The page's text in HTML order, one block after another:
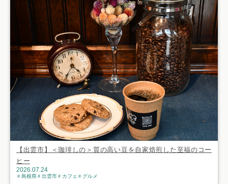
【出雲市】＜珈琲しの＞質の高い豆を自家焙煎した至福のコー
ヒー
2026.07.24
島根県 出雲市 カフェ グルメ